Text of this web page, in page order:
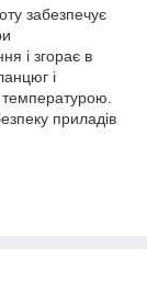
забезпечує
і згорає в
і
приладів